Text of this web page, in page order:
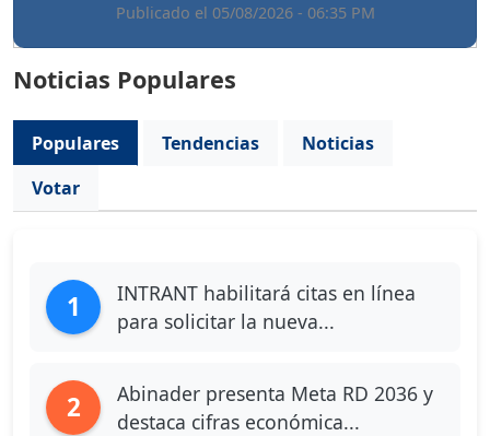
Publicado el 05/08/2026 - 06:35 PM
Noticias Populares
Populares Tendencias
Noticias
Votar
1
INTRANT habilitará citas en línea
para solicitar la nueva...
2
Abinader presenta Meta RD 2036 y
destaca cifras económica...